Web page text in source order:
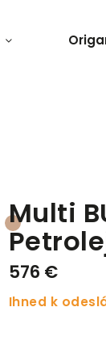
Multi
576 €
Ihned k